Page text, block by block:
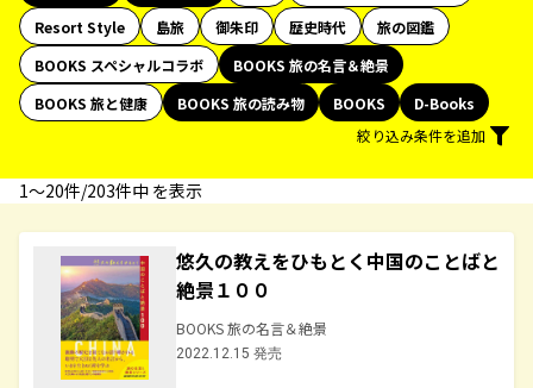
Resort Style
島旅 御朱印 歴史時代
旅の図鑑
BOOKS スペシャルコラボ
BOOKS 旅の名言＆絶景
BOOKS 旅と健康
BOOKS 旅の読み物 BOOKS
D-Books
絞り込み条件を追加
1〜20件/203件中 を表示
悠久の教えをひもとく中国のことばと
絶景１００
BOOKS 旅の名言＆絶景
2022.12.15 発売